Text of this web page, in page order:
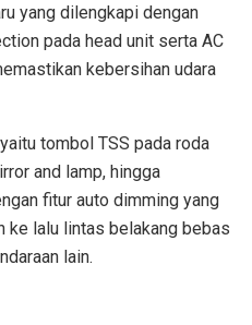
yang dilengkapi dengan
pada head unit serta AC
kebersihan udara
tombol TSS pada roda
and lamp, hingga
fitur auto dimming yang
ke lalu lintas belakang bebas
lain.